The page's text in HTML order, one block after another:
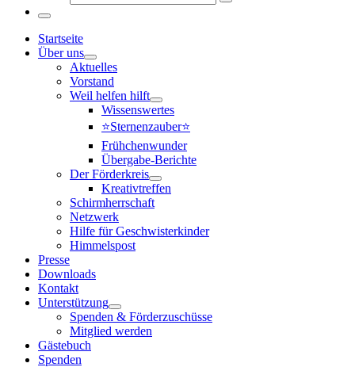
Suche
Menü
Startseite
Über uns
Aktuelles
Vorstand
Weil helfen hilft
Wissenswertes
⭐Sternenzauber⭐
Frühchenwunder
Übergabe-Berichte
Der Förderkreis
Kreativtreffen
Schirmherrschaft
Netzwerk
Hilfe für Geschwisterkinder
Himmelspost
Presse
Downloads
Kontakt
Unterstützung
Spenden & Förderzuschüsse
Mitglied werden
Gästebuch
Spenden